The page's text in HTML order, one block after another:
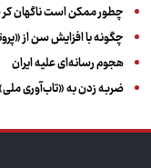
چطور ممکن است ناگهان
چگونه با افزایش سن از
هجوم رسانه‌ای علیه ایران
ضربه زدن به «تاب‌آوری